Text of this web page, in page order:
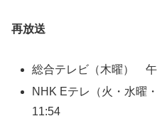
再放送
総合テレビ（木曜）
NHK Eテレ（火・水曜
11:54